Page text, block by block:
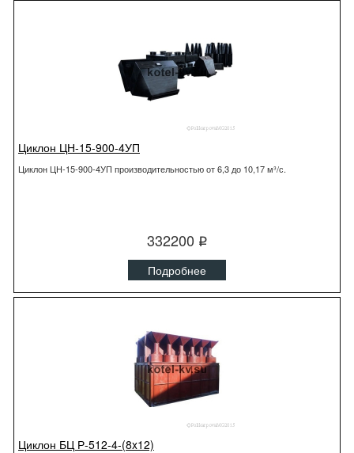
Циклон ЦН-15-900-4УП
Циклон ЦН-15-900-4УП производительностью от 6,3 до 10,17 м³/с.
332200 q
Подробнее
Циклон БЦ Р-512-4-(8x12)